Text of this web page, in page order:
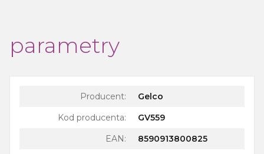
parametry
Producent:
Gelco
Kod producenta:
GV559
EAN:
8590913800825